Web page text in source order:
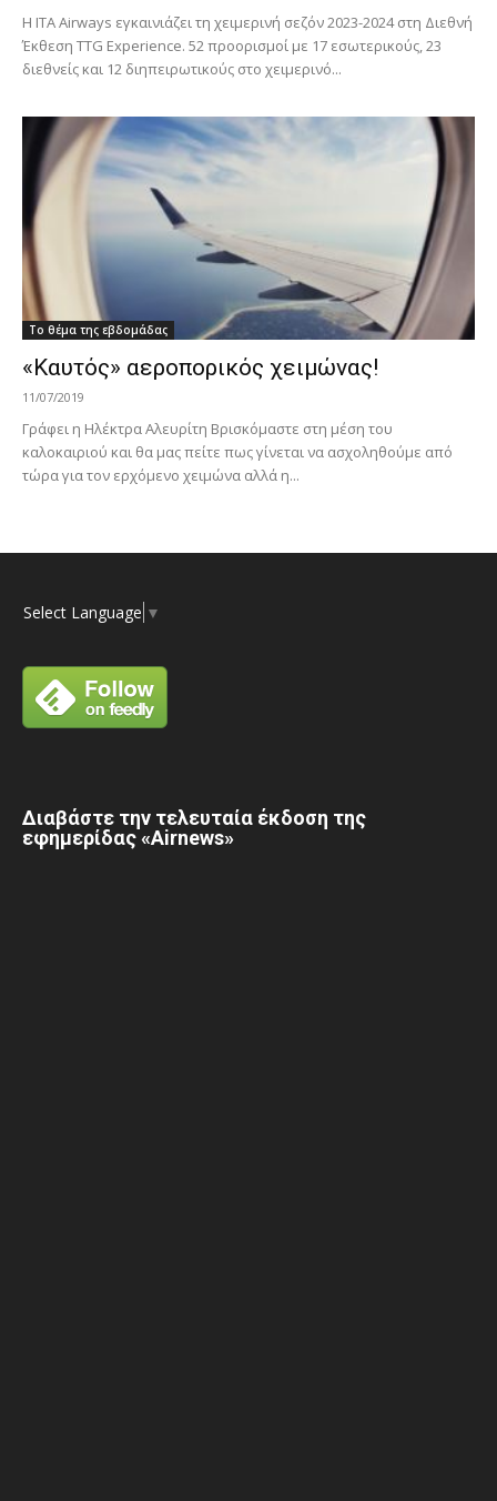
Η ITA Airways εγκαινιάζει τη χειμερινή σεζόν 2023-2024 στη Διεθνή
Έκθεση TTG Experience. 52 προορισμοί με 17 εσωτερικούς, 23
διεθνείς και 12 διηπειρωτικούς στο χειμερινό...
Το θέμα της εβδομάδας
«Καυτός» αεροπορικός χειμώνας!
11/07/2019
Γράφει η Ηλέκτρα Αλευρίτη Βρισκόμαστε στη μέση του
καλοκαιριού και θα μας πείτε πως γίνεται να ασχοληθούμε από
τώρα για τον ερχόμενο χειμώνα αλλά η...
Select Language ▼
Διαβάστε την τελευταία έκδοση της
εφημερίδας «Airnews»